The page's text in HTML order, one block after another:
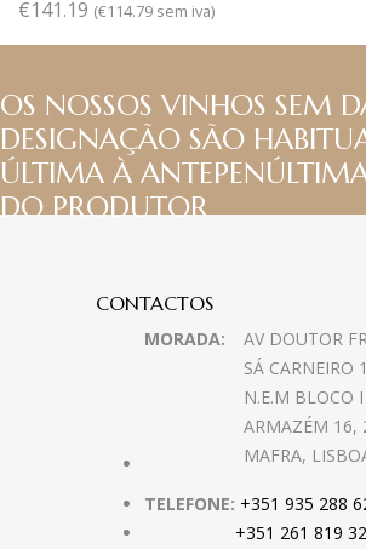
€141.19 (€114.79 sem iva)
OS NOSSOS VINHOS SEM
DESIGNAÇÃO SÃO
ÚLTIMA À
DO PRODUTOR
CONTACTOS
MORADA:
AV DOUTOR
SÁ CARNEIRO
N.E.M BLOCO I
ARMAZÉM 16,
MAFRA,
TELEFONE: +351 935 288
+351 261 819